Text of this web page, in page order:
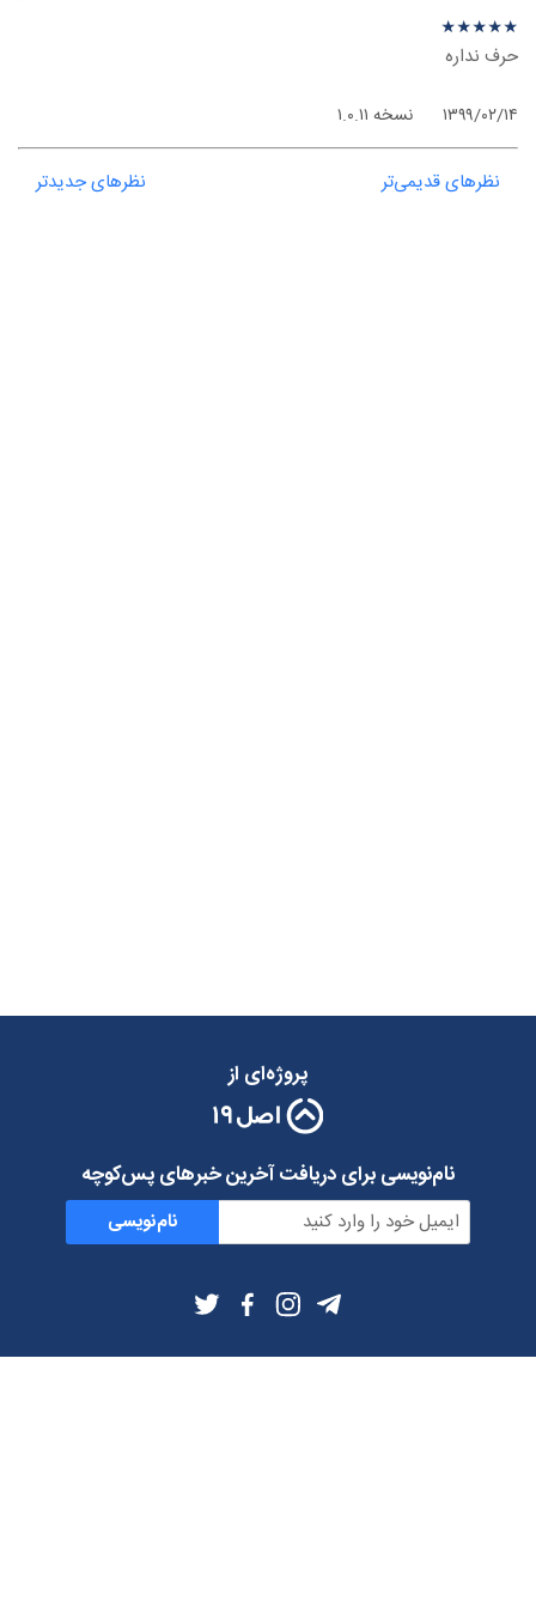
نظر درباره ‫Session - اندروید
★★★★★
★
★
★
★
★
حرف نداره
۱۳۹۹/۰۲/۱۴ نسخه ۱.۰.۱۱
نظرهای قدیمی‌تر نظرهای جدیدتر
پروژه‌ای از
نام‌نویسی برای دریافت آخرین خبرهای پس‌کوچه
نام‌نویسی